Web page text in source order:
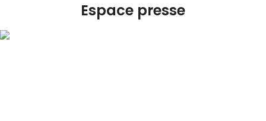
Espace presse